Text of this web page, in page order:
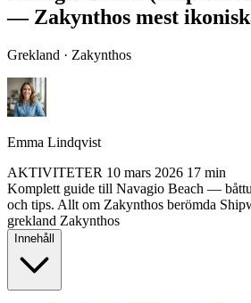
— Zakynthos mest
Grekland · Zakynthos
Emma Lindqvist
AKTIVITETER 10 mars 2026 17 min
Komplett guide till Navagio Beach —
och tips. Allt om Zakynthos berömda
grekland Zakynthos
Innehåll